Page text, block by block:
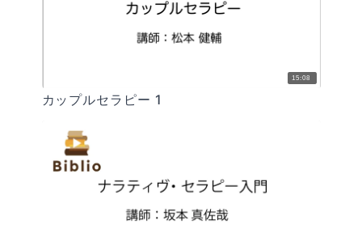
15:08
カップルセラピー 1